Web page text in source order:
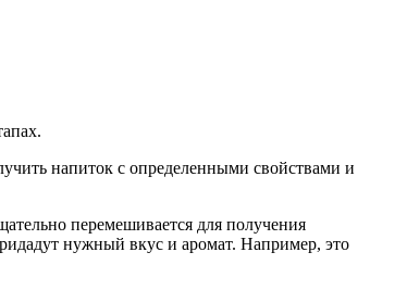
напиток с определенными свойствами и
перемешивается для получения
нужный вкус и аромат. Например, это